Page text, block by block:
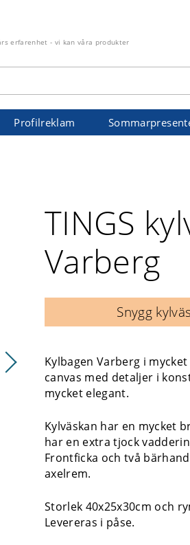
erfarenhet - vi kan våra produkter
Profilreklam
TINGS
Varberg
Snygg
Kylbagen Varberg i
canvas med detaljer i
mycket elegant.
Kylväskan har en mycket
har en extra tjock
Frontficka och två
axelrem.
Storlek 40x25x30cm och
Levereras i påse.